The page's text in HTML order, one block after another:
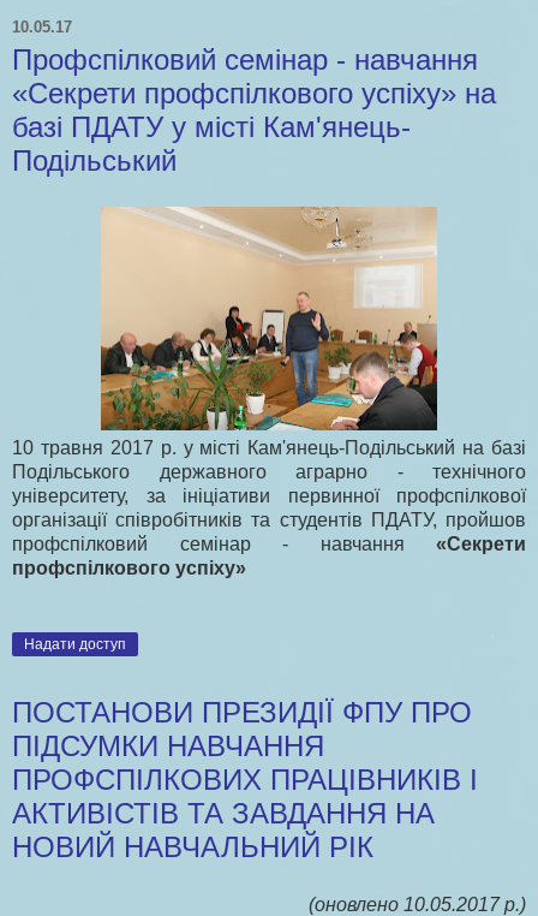
10.05.17
Профспілковий семінар - навчання
«Секрети профспілкового успіху» на
базі ПДАТУ у місті Кам'янець-
Подільський
10 травня 2017 р. у місті Кам'янець-Подільський на базі
Подільського державного аграрно - технічного
університету, за ініціативи первинної профспілкової
організації співробітників та студентів ПДАТУ, пройшов
профспілковий семінар - навчання «Секрети
профспілкового успіху»
Надати доступ
ПОСТАНОВИ ПРЕЗИДІЇ ФПУ ПРО
ПІДСУМКИ НАВЧАННЯ
ПРОФСПІЛКОВИХ ПРАЦІВНИКІВ І
АКТИВІСТІВ ТА ЗАВДАННЯ НА
НОВИЙ НАВЧАЛЬНИЙ РІК
(оновлено 10.05.2017 р.)